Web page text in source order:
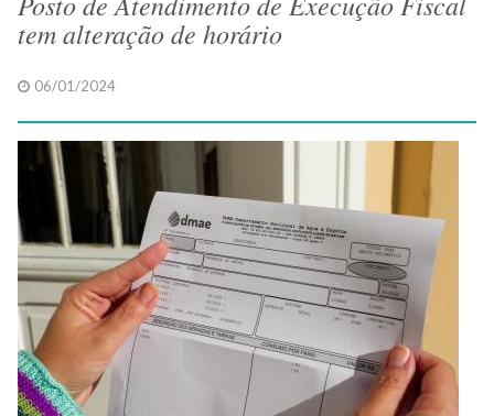
tem alteração de horário
06/01/2024